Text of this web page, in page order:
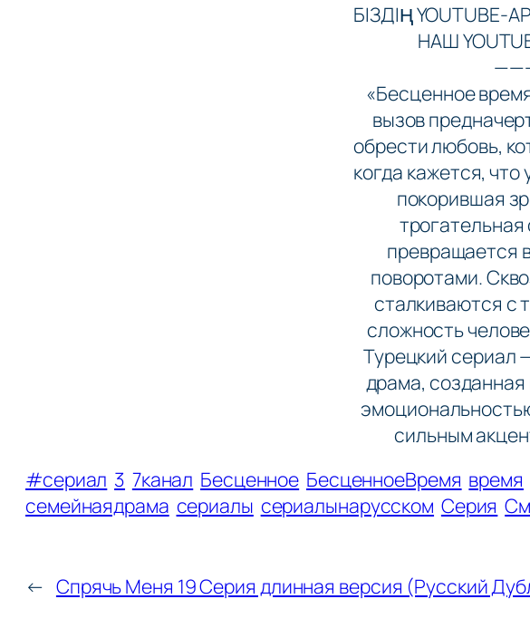
БІЗДІҢ
НАШ
«Бесценное
вызов
обрести любовь,
когда кажется,
покорившая
трогательная
превращается
поворотами.
сталкиваются с
сложность
Турецкий сериал
драма, созданная
сильным
#сериал 3 7канал Бесценное БесценноеВремя время
семейнаядрама сериалы сериалынарусском Серия
← Спрячь Меня 19 Серия длинная версия (Русский